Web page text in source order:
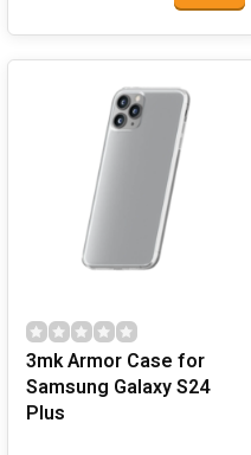
3mk Armor Case for
Samsung Galaxy S24
Plus